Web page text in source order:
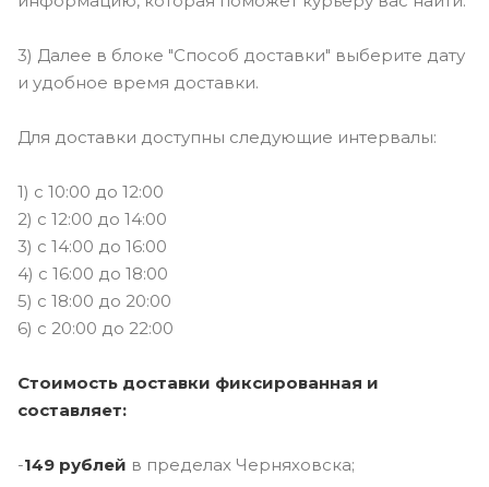
3) Далее в блоке "Способ доставки" выберите дату
и удобное время доставки.
Для доставки доступны следующие интервалы:
1) c 10:00 до 12:00
2) с 12:00 до 14:00
3) с 14:00 до 16:00
4) с 16:00 до 18:00
5) с 18:00 до 20:00
6) с 20:00 до 22:00
Стоимость доставки фиксированная и
составляет:
-149 рублей в пределах Черняховска;